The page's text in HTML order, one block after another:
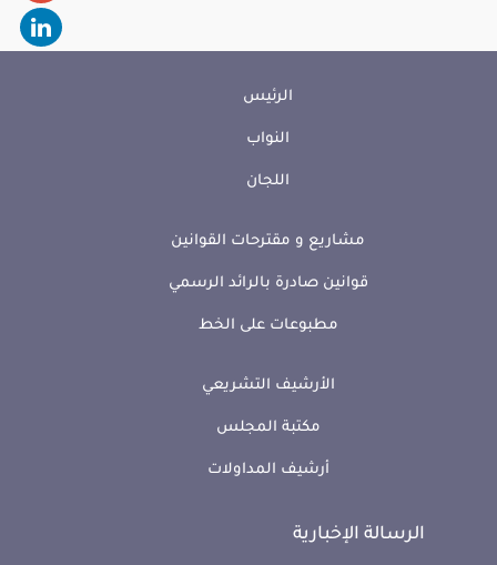
الرئيس
النواب
اللجان
مشاريع و مقترحات القوانين
قوانين صادرة بالرائد الرسمي
مطبوعات على الخط
الأرشيف التشريعي
مكتبة المجلس
أرشيف المداولات
الرسالة الإخبارية